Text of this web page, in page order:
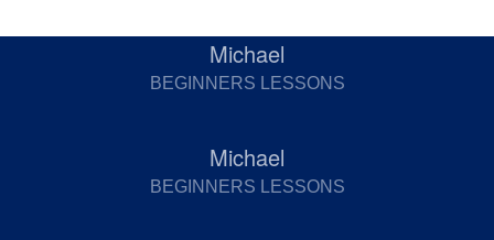
Michael
BEGINNERS LESSONS
Michael
BEGINNERS LESSONS